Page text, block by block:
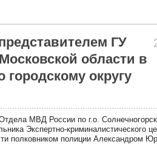
ГУ
области в
округу
МВД России по г.о.
Экспертно-криминалистического
полковником полиции Александром